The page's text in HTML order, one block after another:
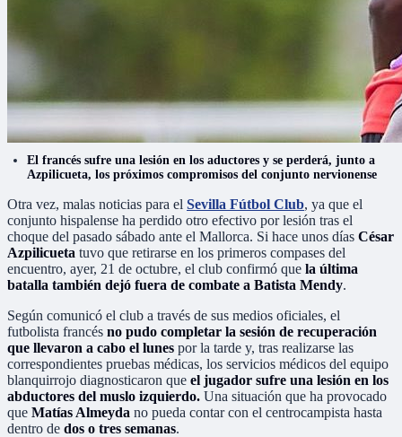
El francés sufre una lesión en los aductores y se perderá, junto a
Azpilicueta, los próximos compromisos del conjunto nervionense
Otra vez, malas noticias para el Sevilla Fútbol Club, ya que el
conjunto hispalense ha perdido otro efectivo por lesión tras el
choque del pasado sábado ante el Mallorca. Si hace unos días César
Azpilicueta tuvo que retirarse en los primeros compases del
encuentro, ayer, 21 de octubre, el club confirmó que la última
batalla también dejó fuera de combate a Batista Mendy.
Según comunicó el club a través de sus medios oficiales, el
futbolista francés no pudo completar la sesión de recuperación
que llevaron a cabo el lunes por la tarde y, tras realizarse las
correspondientes pruebas médicas, los servicios médicos del equipo
blanquirrojo diagnosticaron que el jugador sufre una lesión en los
abductores del muslo izquierdo. Una situación que ha provocado
que Matías Almeyda no pueda contar con el centrocampista hasta
dentro de dos o tres semanas.